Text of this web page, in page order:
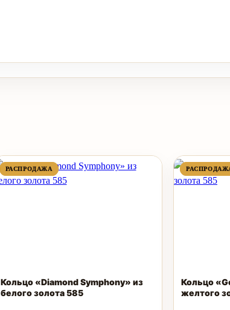
РАСПРОДАЖАПРОДАВАЕМЫЙ
ТОВАР
РАСПРОДАЖАПРОДАВАЕМЫЙ
ТОВАР
Кольцо «Diamond Symphony» из
белого золота 585
Кольцо
желтого